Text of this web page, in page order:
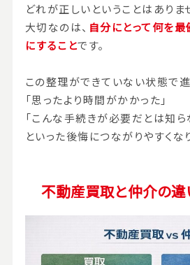
どれが正しいということはありま
大切なのは、 自分にとって何を
にすることです。
この整理ができていない状態で進
「思ったより時間がかかった」
「こんな手続きが必要だとは知ら
といった後悔につながりやすくな
不動産買取と仲介の